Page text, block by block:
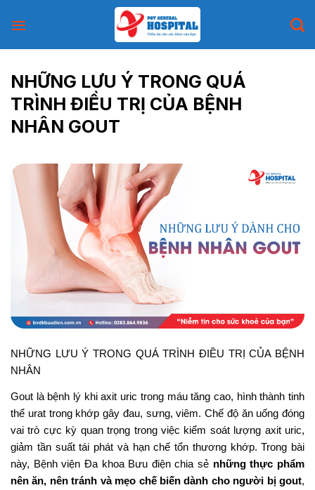
NHỮNG LƯU Ý TRONG QUÁ
TRÌNH ĐIỀU TRỊ CỦA BỆNH
NHÂN GOUT
NHỮNG LƯU Ý TRONG QUÁ TRÌNH ĐIỀU TRỊ CỦA BỆNH
NHÂN
Gout là bệnh lý khi axit uric trong máu tăng cao, hình thành tinh
thể urat trong khớp gây đau, sưng, viêm. Chế độ ăn uống đóng
vai trò cực kỳ quan trọng trong việc kiểm soát lượng axit uric,
giảm tần suất tái phát và hạn chế tổn thương khớp. Trong bài
này, Bệnh viện Đa khoa Bưu điện chia sẻ những thực phẩm
nên ăn, nên tránh và mẹo chế biến dành cho người bị gout,